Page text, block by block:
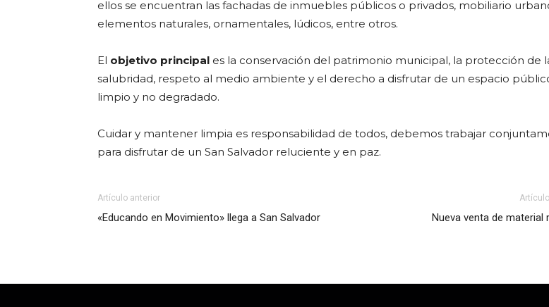
ellos se encuentran las fachadas de inmuebles públicos o privados, mobiliario
elementos naturales, ornamentales, lúdicos, entre otros.
El objetivo principal es la conservación del patrimonio municipal, la protección de
salubridad, respeto al medio ambiente y el derecho a disfrutar de un espacio
limpio y no degradado.
Cuidar y mantener limpia es responsabilidad de todos, debemos trabajar
para disfrutar de un San Salvador reluciente y en paz.
Artículo anterior
«Educando en Movimiento» llega a San Salvador Nueva venta de material